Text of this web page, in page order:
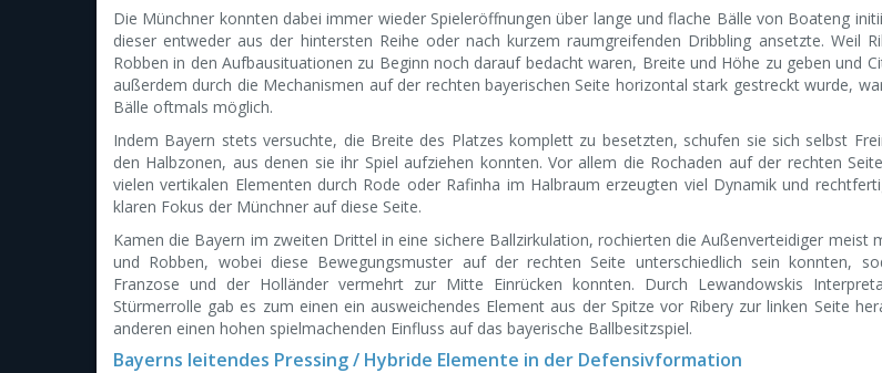
Die Münchner konnten dabei immer wieder Spieleröffnungen über lange und flache Bälle von Boateng
dieser entweder aus der hintersten Reihe oder nach kurzem raumgreifenden Dribbling ansetzte. Weil
Robben in den Aufbausituationen zu Beginn noch darauf bedacht waren, Breite und Höhe zu geben und
außerdem durch die Mechanismen auf der rechten bayerischen Seite horizontal stark gestreckt wurde,
Bälle oftmals möglich.
Indem Bayern stets versuchte, die Breite des Platzes komplett zu besetzten, schufen sie sich selbst
den Halbzonen, aus denen sie ihr Spiel aufziehen konnten. Vor allem die Rochaden auf der rechten
vielen vertikalen Elementen durch Rode oder Rafinha im Halbraum erzeugten viel Dynamik und
klaren Fokus der Münchner auf diese Seite.
Kamen die Bayern im zweiten Drittel in eine sichere Ballzirkulation, rochierten die Außenverteidiger meist
und Robben, wobei diese Bewegungsmuster auf der rechten Seite unterschiedlich sein konnten,
Franzose und der Holländer vermehrt zur Mitte Einrücken konnten. Durch Lewandowskis
Stürmerrolle gab es zum einen ein ausweichendes Element aus der Spitze vor Ribery zur linken Seite
anderen einen hohen spielmachenden Einfluss auf das bayerische Ballbesitzspiel.
Bayerns leitendes Pressing / Hybride Elemente in der Defensivformation